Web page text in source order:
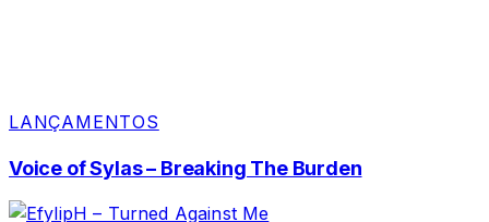
LANÇAMENTOS
Voice of Sylas – Breaking The Burden